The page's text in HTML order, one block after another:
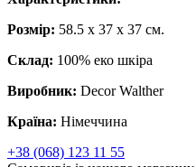
Розмір: 58.5 x 37 x 37 см.
Склад: 100% еко шкіра
Виробник: Decor Walther
Країна: Німеччина
+38 (068) 123 11 55